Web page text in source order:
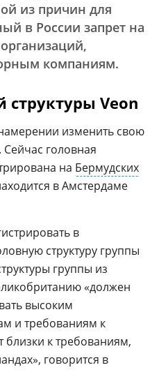
из причин для
в России запрет на
компаниям.
структуры Veon
изменить свою
Сейчас головная
на Бермудских
в Амстердаме
в
структуру группы
группы из
«должен
высоким
и требованиям к
близки к требованиям,
говорится в